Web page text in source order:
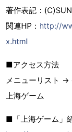
著作表記：
関連HP： http://
x.html
■アクセス方法
メニューリスト
上海ゲーム
■「上海ゲーム」